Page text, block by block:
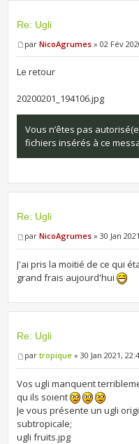
Re: Ugli
parNicoAgrumes » 02 Fév
Le retour
20200201_194106.jpg
Vous n’êtes pas
fichiers insérés à ce
Re: Ugli
parNicoAgrumes » 30 Jan
J'ai pris la moitié de ce qui
grand frais aujourd'hui
Re: Ugli
partropique » 30 Jan 2021,
Vos ugli manquent
qu ils soient
Je vous présente un ugli
subtropicale;
ugli fruits.jpg